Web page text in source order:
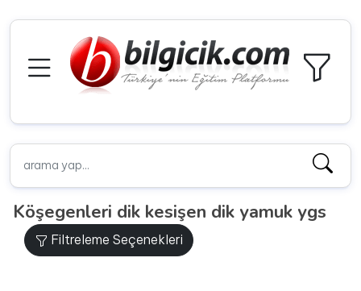
Köşegenleri dik kesişen dik yamuk ygs
Filtreleme Seçenekleri